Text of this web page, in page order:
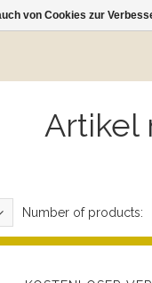
Artikel
Number of products:
von Cookies zur